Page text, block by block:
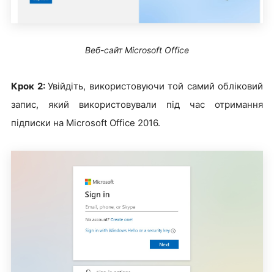
Веб-сайт Microsoft Office
Крок 2: Увійдіть, використовуючи той самий обліковий
запис, який використовували під час отримання
підписки на Microsoft Office 2016.